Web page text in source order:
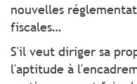
nouvelles
fiscales…
S'il veut diriger sa
l'aptitude à